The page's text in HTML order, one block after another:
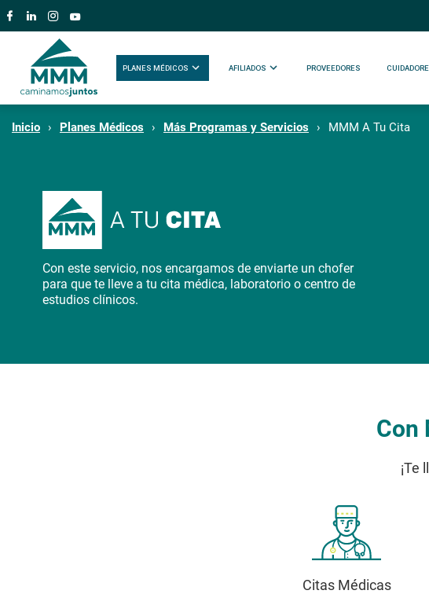
PLANES MÉDICOS AFILIADOS PROVEEDORES
Inicio Planes Médicos Más Programas y Servicios MMM A Tu Cita
Con este servicio, nos encargamos de enviarte un chofer
para que te lleve a tu cita médica, laboratorio o centro de
estudios clínicos.
Con
¡Te
Citas Médicas